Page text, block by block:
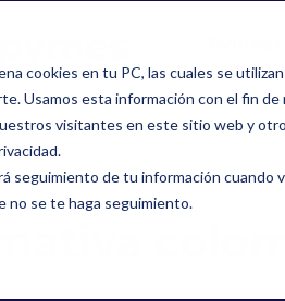
cookies en tu PC, las cuales se
Usamos esta información con el fin
visitantes en este sitio web y
seguimiento de tu información
no se te haga seguimiento.